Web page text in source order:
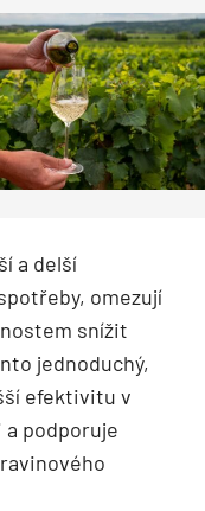
a delší
omezují
snížit
jednoduchý,
efektivitu v
podporuje